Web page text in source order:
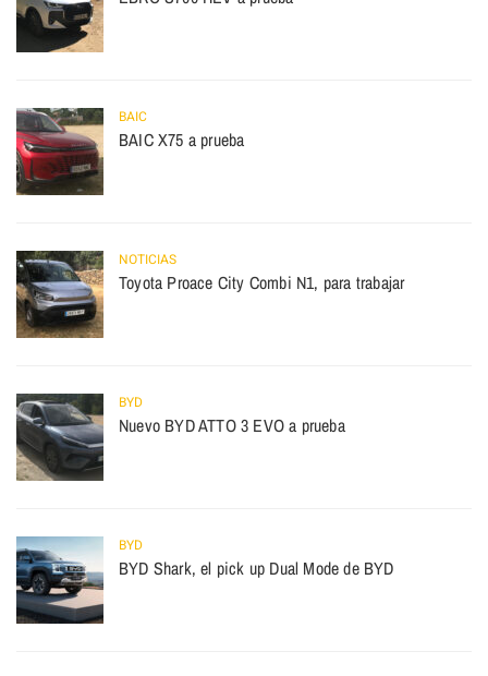
BAIC
BAIC X75 a prueba
NOTICIAS
Toyota Proace City Combi N1, para trabajar
BYD
Nuevo BYD ATTO 3 EVO a prueba
BYD
BYD Shark, el pick up Dual Mode de BYD